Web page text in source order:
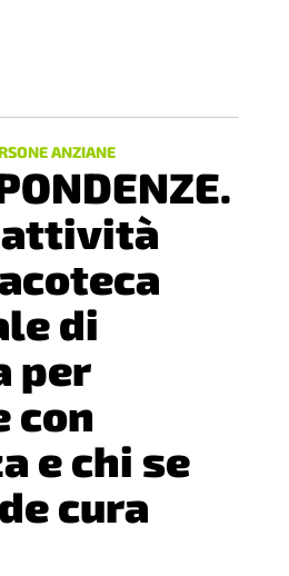
ANZIANE
attività
di
per
con
e chi se
cura